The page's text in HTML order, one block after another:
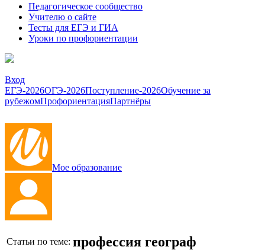
Педагогическое сообщество
Учителю о сайте
Тесты для ЕГЭ и ГИА
Уроки по профориентации
Вход
ЕГЭ-2026ОГЭ-2026Поступление-2026Обучение за
рубежомПрофориентацияПартнёры
Мое образование
Статьи по теме: профессия географ